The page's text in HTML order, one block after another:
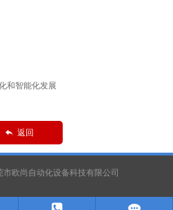
和智能化发展
 返回
欧尚自动化设备科技有限公司